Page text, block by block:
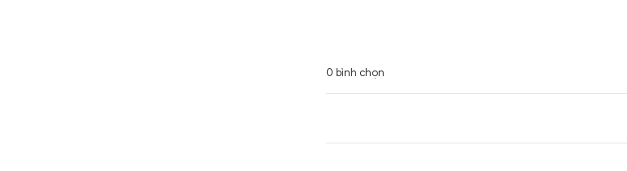
0 bình chọn